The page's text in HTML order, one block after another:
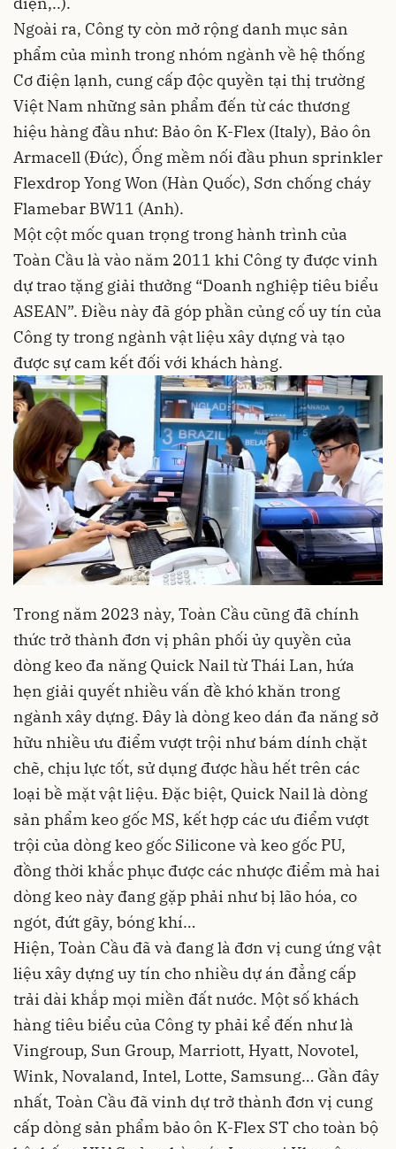
Ngoài ra, Công ty còn mở rộng danh mục sản
phẩm của mình trong nhóm ngành về hệ thống
Cơ điện lạnh, cung cấp độc quyền tại thị trường
Việt Nam những sản phẩm đến từ các thương
hiệu hàng đầu như: Bảo ôn K-Flex (Italy), Bảo ôn
Armacell (Đức), Ống mềm nối đầu phun sprinkler
Flexdrop Yong Won (Hàn Quốc), Sơn chống cháy
Flamebar BW11 (Anh).
Một cột mốc quan trọng trong hành trình của
Toàn Cầu là vào năm 2011 khi Công ty được vinh
dự trao tặng giải thưởng “Doanh nghiệp tiêu biểu
ASEAN”. Điều này đã góp phần củng cố uy tín của
Công ty trong ngành vật liệu xây dựng và tạo
được sự cam kết đối với khách hàng.
Trong năm 2023 này, Toàn Cầu cũng đã chính
thức trở thành đơn vị phân phối ủy quyền của
dòng keo đa năng Quick Nail từ Thái Lan, hứa
hẹn giải quyết nhiều vấn đề khó khăn trong
ngành xây dựng. Đây là dòng keo dán đa năng sở
hữu nhiều ưu điểm vượt trội như bám dính chặt
chẽ, chịu lực tốt, sử dụng được hầu hết trên các
loại bề mặt vật liệu. Đặc biệt, Quick Nail là dòng
sản phẩm keo gốc MS, kết hợp các ưu điểm vượt
trội của dòng keo gốc Silicone và keo gốc PU,
đồng thời khắc phục được các nhược điểm mà hai
dòng keo này đang gặp phải như bị lão hóa, co
ngót, đứt gãy, bóng khí…
Hiện, Toàn Cầu đã và đang là đơn vị cung ứng vật
liệu xây dựng uy tín cho nhiều dự án đẳng cấp
trải dài khắp mọi miền đất nước. Một số khách
hàng tiêu biểu của Công ty phải kể đến như là
Vingroup, Sun Group, Marriott, Hyatt, Novotel,
Wink, Novaland, Intel, Lotte, Samsung… Gần đây
nhất, Toàn Cầu đã vinh dự trở thành đơn vị cung
cấp dòng sản phẩm bảo ôn K-Flex ST cho toàn bộ